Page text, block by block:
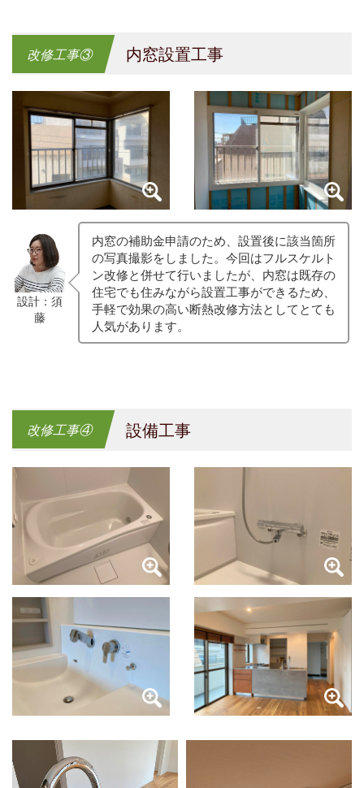
改修工事③ 内窓設置工事
設計：須
藤
内窓の補助金申請のため、設置後に該当箇所
の写真撮影をしました。今回はフルスケルト
ン改修と併せて行いましたが、内窓は既存の
住宅でも住みながら設置工事ができるため、
手軽で効果の高い断熱改修方法としてとても
人気があります。
改修工事④ 設備工事